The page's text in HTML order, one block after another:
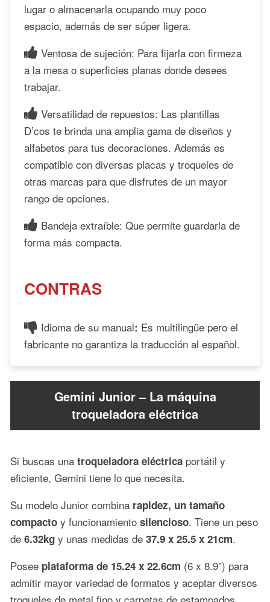
lugar o almacenarla ocupando muy poco
espacio, además de ser súper ligera.
Ventosa de sujeción: Para fijarla con firmeza
a la mesa o superficies planas donde desees
trabajar.
Versatilidad de repuestos: Las plantillas
D’cos te brinda una amplia gama de diseños y
alfabetos para tus decoraciones. Además es
compatible con diversas placas y troqueles de
otras marcas para que disfrutes de un mayor
rango de opciones.
Bandeja extraíble: Que permite guardarla de
forma más compacta.
CONTRAS
Idioma de su manual: Es multilingüe pero el
fabricante no garantiza la traducción al español.
Gemini Junior – La máquina
troqueladora eléctrica
Si buscas una troqueladora eléctrica portátil y
eficiente, Gemini tiene lo que necesita.
Su modelo Junior combina rapidez, un tamaño
compacto y funcionamiento silencioso. Tiene un peso
de 6.32kg y unas medidas de 37.9 x 25.5 x 21cm.
Posee plataforma de 15.24 x 22.6cm (6 x 8.9”) para
admitir mayor variedad de formatos y aceptar diversos